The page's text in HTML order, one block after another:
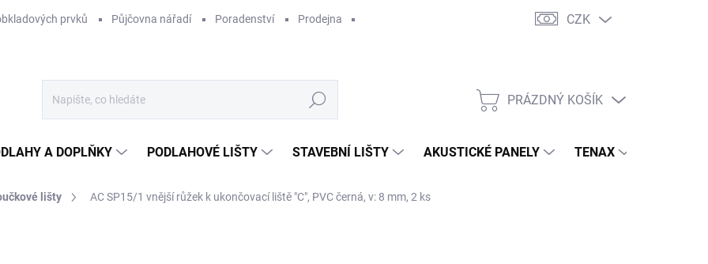
prvků Půjčovna nářadí Poradenství Prodejna CZK
Hledat
NÁKUPNÍ
PRÁZDNÝ KOŠÍK
A DOPLŇKY PODLAHOVÉ LIŠTY STAVEBNÍ LIŠTY AKUSTICKÉ PANELY TENAX
lišty AC SP15/1 vnější růžek k ukončovací liště "C", PVC černá, v: 8 mm, 2 ks